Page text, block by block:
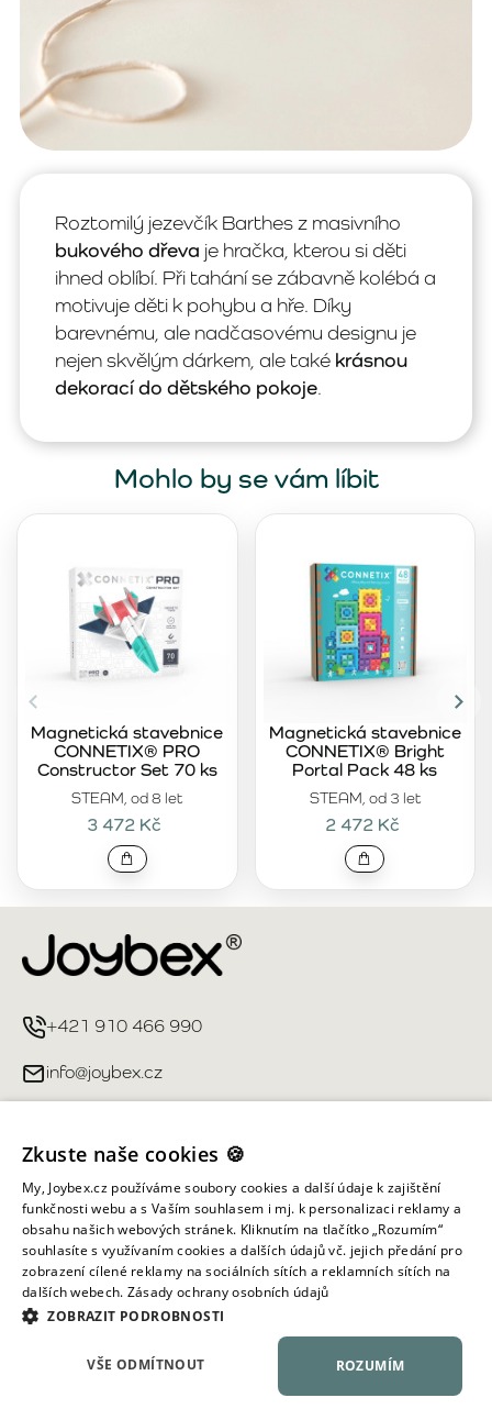
Roztomilý jezevčík Barthes z masivního
bukového dřeva je hračka, kterou si děti
ihned oblíbí. Při tahání se zábavně kolébá a
motivuje děti k pohybu a hře. Díky
barevnému, ale nadčasovému designu je
nejen skvělým dárkem, ale také krásnou
dekorací do dětského pokoje.
Mohlo by se vám líbit
STEAM, od 8 let
Magnetická stavebnice
CONNETIX® PRO
Constructor Set 70 ks
3 472 Kč
STEAM, od 3 let
Magnetická stavebnice
CONNETIX® Bright
Portal Pack 48 ks
2 472 Kč
+421 910 466 990
info@joybex.cz
Můj účet
Informace obchodu
Všechna práva vyhrazena ©
Zkuste naše cookies 🍪
My, Joybex.cz používáme soubory cookies a další údaje k zajištění
funkčnosti webu a s Vaším souhlasem i mj. k personalizaci reklamy a
obsahu našich webových stránek. Kliknutím na tlačítko „Rozumím“
souhlasíte s využívaním cookies a dalších údajů vč. jejich předání pro
zobrazení cílené reklamy na sociálních sítích a reklamních sítích na
dalších webech. Zásady ochrany osobních údajů
ZOBRAZIT PODROBNOSTI
ROZUMÍM
VŠE ODMÍTNOUT